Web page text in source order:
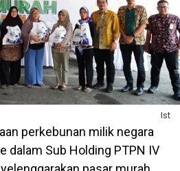
Ist
perkebunan milik negara
dalam Sub Holding PTPN IV